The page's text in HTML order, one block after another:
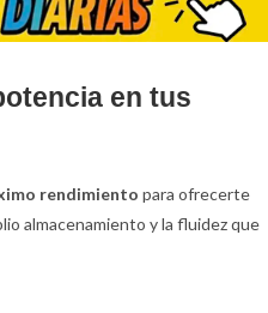
en tus
rendimiento para ofrecerte
almacenamiento y la fluidez que